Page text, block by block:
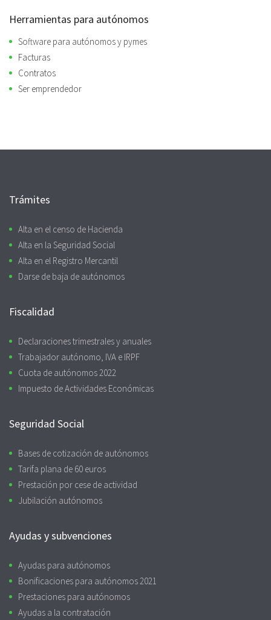
Herramientas para autónomos
Software para autónomos y pymes
Facturas
Contratos
Ser emprendedor
Trámites
Alta en el censo de Hacienda
Alta en la Seguridad Social
Alta en el Registro Mercantil
Darse de baja de autónomos
Fiscalidad
Declaraciones trimestrales y anuales
Trabajador autónomo, IVA e IRPF
Cuota de autónomos 2022
Impuesto de Actividades Económicas
Seguridad Social
Bases de cotización de autónomos
Tarifa plana de 60 euros
Prestación por cese de actividad
Jubilación autónomos
Ayudas y subvenciones
Ayudas para autónomos
Bonificaciones para autónomos 2021
Prestaciones para autónomos
Ayudas a la contratación